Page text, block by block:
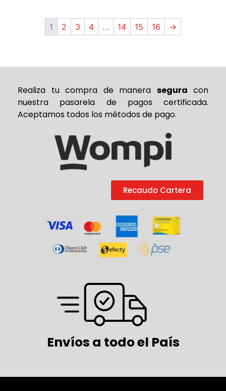
1 2 3 4 … 14 15 16 →
Realiza tu compra de manera segura con
nuestra pasarela de pagos certificada.
Aceptamos todos los métodos de pago.
Recaudo Cartera
Envíos a todo el País